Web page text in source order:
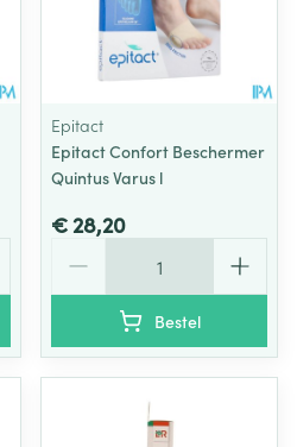
Epitact
Epitact Confort Beschermer
Quintus Varus l
€ 28,20
Bestel